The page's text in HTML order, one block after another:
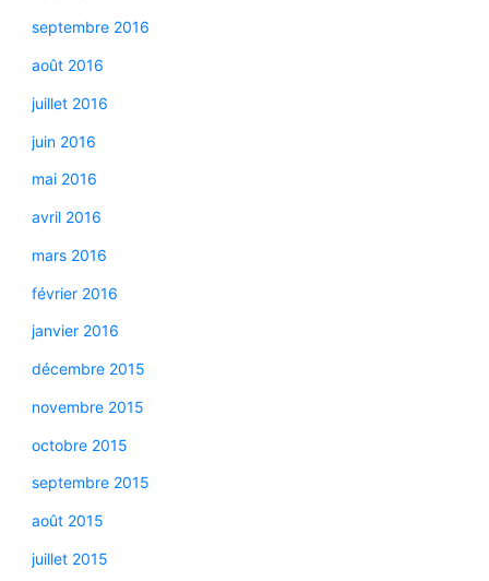
septembre 2016
août 2016
juillet 2016
juin 2016
mai 2016
avril 2016
mars 2016
février 2016
janvier 2016
décembre 2015
novembre 2015
octobre 2015
septembre 2015
août 2015
juillet 2015